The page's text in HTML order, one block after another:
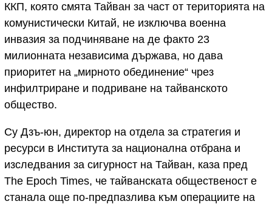
ККП, която смята Тайван за част от територията на
комунистически Китай, не изключва военна
инвазия за подчиняване на де факто 23
милионната независима държава, но дава
приоритет на „мирното обединение“ чрез
инфилтриране и подриване на тайванското
общество.
Су Дзъ-юн, директор на отдела за стратегия и
ресурси в Института за национална отбрана и
изследвания за сигурност на Тайван, каза пред
The Epoch Times, че тайванската общественост е
станала още по-предпазлива към операциите на